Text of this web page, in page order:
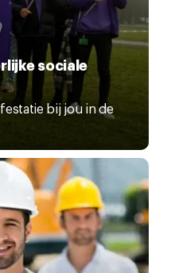
sociale
bij jou in de